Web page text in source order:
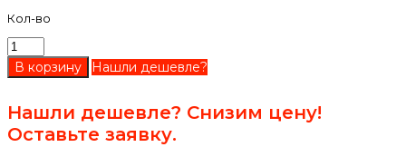
Кол-во
Нашли дешевле?
Нашли дешевле? Снизим цену!
Оставьте заявку.